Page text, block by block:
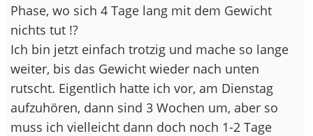
Phase, wo sich 4 Tage lang mit dem Gewicht
nichts tut !?
Ich bin jetzt einfach trotzig und mache so lange
weiter, bis das Gewicht wieder nach unten
rutscht. Eigentlich hatte ich vor, am Dienstag
aufzuhören, dann sind 3 Wochen um, aber so
muss ich vielleicht dann doch noch 1-2 Tage